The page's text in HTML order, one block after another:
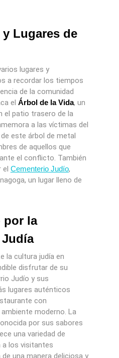
Lugares de
lugares y
a recordar los tiempos
de la comunidad
el Árbol de la Vida, un
el patio trasero de la
a las víctimas del
este árbol de metal
de aquellos que
el conflicto. También
el Cementerio Judío,
un lugar lleno de
por la
la cultura judía en
disfrutar de su
Judío y sus
lugares auténticos
con
moderno. La
por sus sabores
una variedad de
a los visitantes
una manera deliciosa y